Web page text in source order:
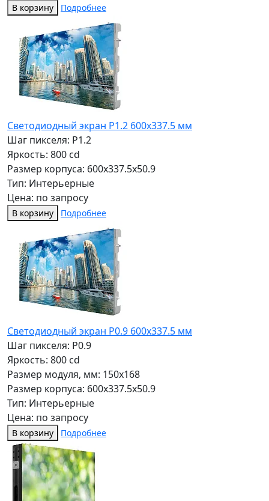
В корзину Подробнее
Светодиодный экран P1.2 600х337.5 мм
Шаг пикселя: P1.2
Яркость: 800 cd
Размер корпуса: 600x337.5x50.9
Тип: Интерьерные
Цена: по запросу
В корзину Подробнее
Светодиодный экран P0.9 600х337.5 мм
Шаг пикселя: P0.9
Яркость: 800 cd
Размер модуля, мм: 150x168
Размер корпуса: 600x337.5x50.9
Тип: Интерьерные
Цена: по запросу
В корзину Подробнее